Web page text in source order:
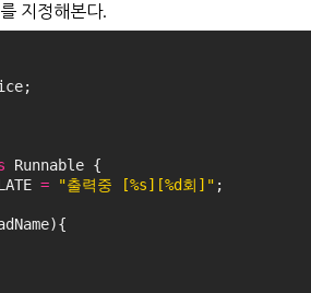
지정해본다.
Runnable {
= "출력중 [%s][%d회]" ;